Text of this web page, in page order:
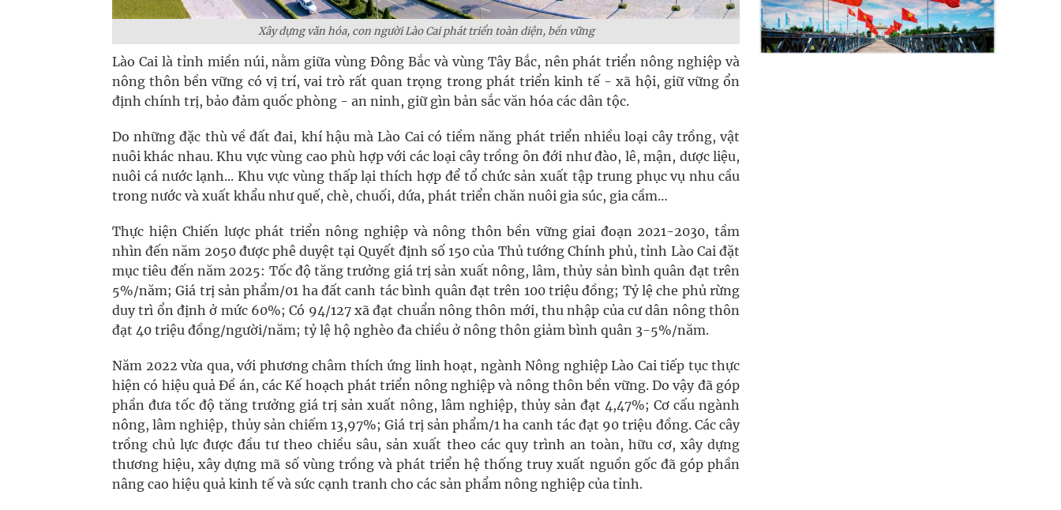
Xây dựng văn hóa, con người Lào Cai phát triển toàn diện, bền vững
Lào Cai là tỉnh miền núi, nằm giữa vùng Đông Bắc và vùng Tây Bắc, nên phát triển nông nghiệp và
nông thôn bền vững có vị trí, vai trò rất quan trọng trong phát triển kinh tế - xã hội, giữ vững ổn
định chính trị, bảo đảm quốc phòng - an ninh, giữ gìn bản sắc văn hóa các dân tộc.
Do những đặc thù về đất đai, khí hậu mà Lào Cai có tiềm năng phát triển nhiều loại cây trồng, vật
nuôi khác nhau. Khu vực vùng cao phù hợp với các loại cây trồng ôn đới như đào, lê, mận, dược liệu,
nuôi cá nước lạnh... Khu vực vùng thấp lại thích hợp để tổ chức sản xuất tập trung phục vụ nhu cầu
trong nước và xuất khẩu như quế, chè, chuối, dứa, phát triển chăn nuôi gia súc, gia cầm…
Thực hiện Chiến lược phát triển nông nghiệp và nông thôn bền vững giai đoạn 2021-2030, tầm
nhìn đến năm 2050 được phê duyệt tại Quyết định số 150 của Thủ tướng Chính phủ, tỉnh Lào Cai đặt
mục tiêu đến năm 2025: Tốc độ tăng trưởng giá trị sản xuất nông, lâm, thủy sản bình quân đạt trên
5%/năm; Giá trị sản phẩm/01 ha đất canh tác bình quân đạt trên 100 triệu đồng; Tỷ lệ che phủ rừng
duy trì ổn định ở mức 60%; Có 94/127 xã đạt chuẩn nông thôn mới, thu nhập của cư dân nông thôn
đạt 40 triệu đồng/người/năm; tỷ lệ hộ nghèo đa chiều ở nông thôn giảm bình quân 3-5%/năm.
Năm 2022 vừa qua, với phương châm thích ứng linh hoạt, ngành Nông nghiệp Lào Cai tiếp tục thực
hiện có hiệu quả Đề án, các Kế hoạch phát triển nông nghiệp và nông thôn bền vững. Do vậy đã góp
phần đưa tốc độ tăng trưởng giá trị sản xuất nông, lâm nghiệp, thủy sản đạt 4,47%; Cơ cấu ngành
nông, lâm nghiệp, thủy sản chiếm 13,97%; Giá trị sản phẩm/1 ha canh tác đạt 90 triệu đồng. Các cây
trồng chủ lực được đầu tư theo chiều sâu, sản xuất theo các quy trình an toàn, hữu cơ, xây dựng
thương hiệu, xây dựng mã số vùng trồng và phát triển hệ thống truy xuất nguồn gốc đã góp phần
nâng cao hiệu quả kinh tế và sức cạnh tranh cho các sản phẩm nông nghiệp của tỉnh.